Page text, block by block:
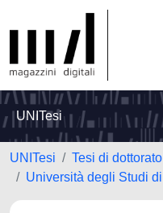
UNITesi
UNITesi
Tesi di dottorato
Università degli Studi